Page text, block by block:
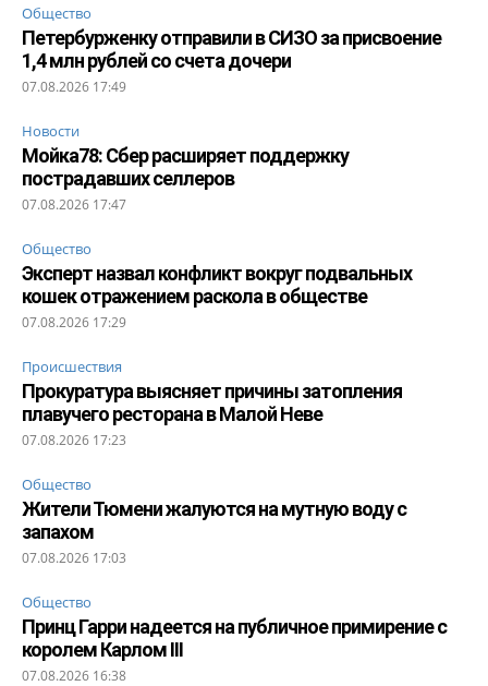
Общество
Петербурженку отправили в СИЗО за присвоение
1,4 млн рублей со счета дочери
07.08.2026 17:49
Новости
Мойка78: Сбер расширяет поддержку
пострадавших селлеров
07.08.2026 17:47
Общество
Эксперт назвал конфликт вокруг подвальных
кошек отражением раскола в обществе
07.08.2026 17:29
Происшествия
Прокуратура выясняет причины затопления
плавучего ресторана в Малой Неве
07.08.2026 17:23
Общество
Жители Тюмени жалуются на мутную воду с
запахом
07.08.2026 17:03
Общество
Принц Гарри надеется на публичное примирение с
королем Карлом III
07.08.2026 16:38